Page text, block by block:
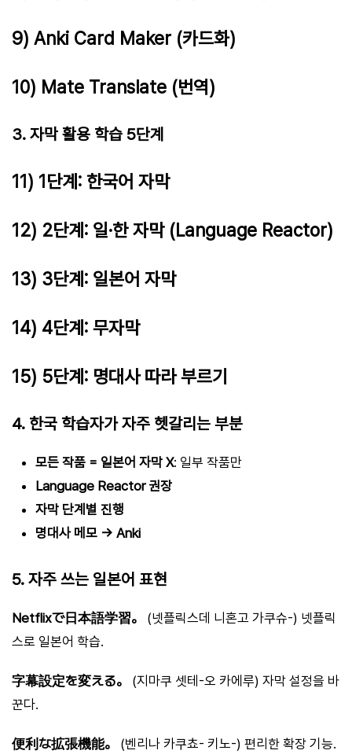
9) Anki Card Maker (카드화)
10) Mate Translate (번역)
3. 자막 활용 학습 5단계
11) 1단계: 한국어 자막
12) 2단계: 일·한 자막 (Language Reactor)
13) 3단계: 일본어 자막
14) 4단계: 무자막
15) 5단계: 명대사 따라 부르기
4. 한국 학습자가 자주 헷갈리는 부분
모든 작품 = 일본어 자막 X: 일부 작품만
Language Reactor 권장
자막 단계별 진행
명대사 메모 → Anki
5. 자주 쓰는 일본어 표현
Netflixで日本語学習。
(넷플릭스데 니혼고 가쿠슈-) 넷플릭
스로 일본어 학습.
字幕設定を変える。
(지마쿠 셋테-오 카에루) 자막 설정을 바
꾼다.
便利な拡張機能。 (벤리나 카쿠쵸- 키노-) 편리한 확장 기능.